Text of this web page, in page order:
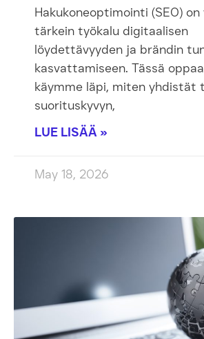
Hakukoneoptimointi (SEO)
tärkein työkalu digitaalisen
löydettävyyden ja brändin
kasvattamiseen. Tässä
käymme läpi, miten yhdistät
suorituskyvyn,
LUE LISÄÄ »
May 18, 2026